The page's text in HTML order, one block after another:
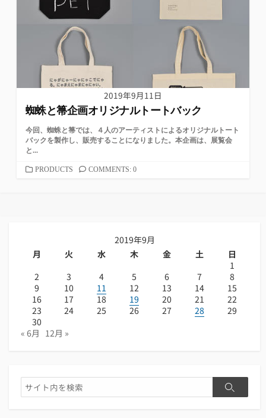
2019年9月11日
蜘蛛と箒企画オリジナルトートバック
今回、蜘蛛と箒では、４人のアーティストによるオリジナルトート
バックを製作し、販売することになりました。本企画は、展覧会
と...
カPRODUCTS COMMENTS: 0
2019年9月
月
火 水 木 金 土
日
1
2
3 4 5 6 7
8
9
10 11 12 13 14
15
16
17 18 19 20 21
22
23
24 25 26 27 28
29
30
« 6月 12月 »
検
索
検